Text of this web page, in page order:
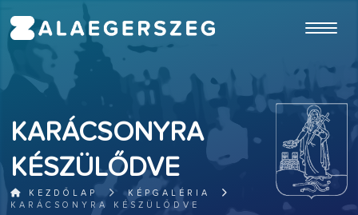
KARÁCSONYRA
KÉSZÜLŐDVE
KEZDŐLAP
KÉPGALÉRIA
KARÁCSONYRA KÉSZÜLŐDVE